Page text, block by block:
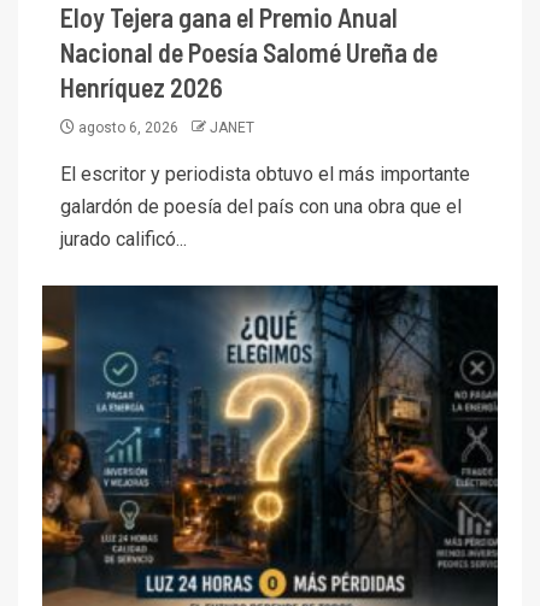
Eloy Tejera gana el Premio Anual
Nacional de Poesía Salomé Ureña de
Henríquez 2026
agosto 6, 2026 JANET
El escritor y periodista obtuvo el más importante
galardón de poesía del país con una obra que el
jurado calificó...